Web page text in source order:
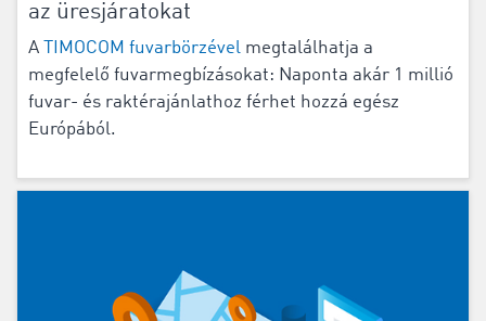
az üresjáratokat
A TIMOCOM fuvarbörzével megtalálhatja a
megfelelő fuvarmegbízásokat: Naponta akár 1 millió
fuvar- és raktérajánlathoz férhet hozzá egész
Európából.